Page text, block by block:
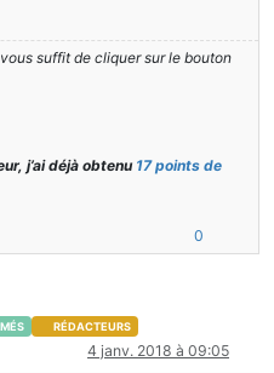
suffit de cliquer sur le bouton
j’ai déjà obtenu 17 points de
0
RÉDACTEURS
4 janv. 2018 à 09:05